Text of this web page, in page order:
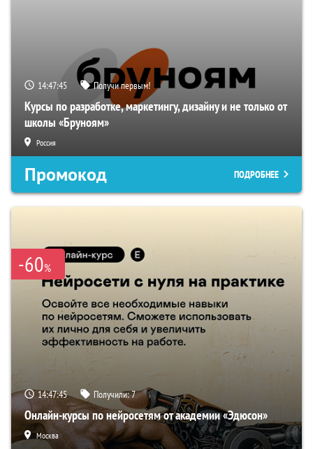
14:47:43 Получи первым!
Курсы по разработке, маркетингу, дизайну и не только от
школы «Бруноям»
Россия
Промокод ПОДРОБНЕЕ
-60%
14:47:43 Получили:7
Онлайн-курсы по нейросетям от академии «Эдюсон»
Москва